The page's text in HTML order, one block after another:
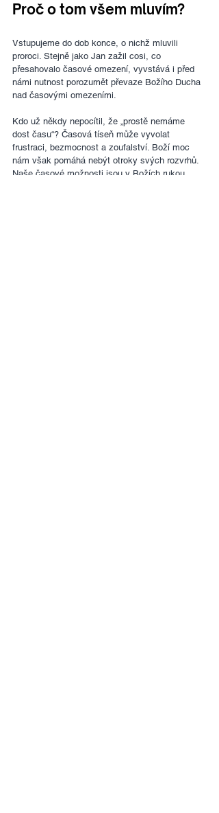
Proč o tom všem mluvím?
Vstupujeme do dob konce, o nichž mluvili
proroci. Stejně jako Jan zažil cosi, co
přesahovalo časové omezení, vyvstává i před
námi nutnost porozumět převaze Božího Ducha
nad časovými omezeními.
Kdo už někdy nepocítil, že „prostě nemáme
dost času“? Časová tíseň může vyvolat
frustraci, bezmocnost a zoufalství. Boží moc
nám však pomáhá nebýt otroky svých rozvrhů.
Naše časové možnosti jsou v Božích rukou